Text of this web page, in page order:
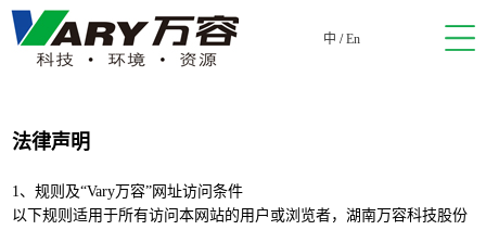
中 /En
法律声明
1、规则及“Vary万容”网址访问条件
以下规则适用于所有访问本网站的用户或浏览者，湖南万容科技股份